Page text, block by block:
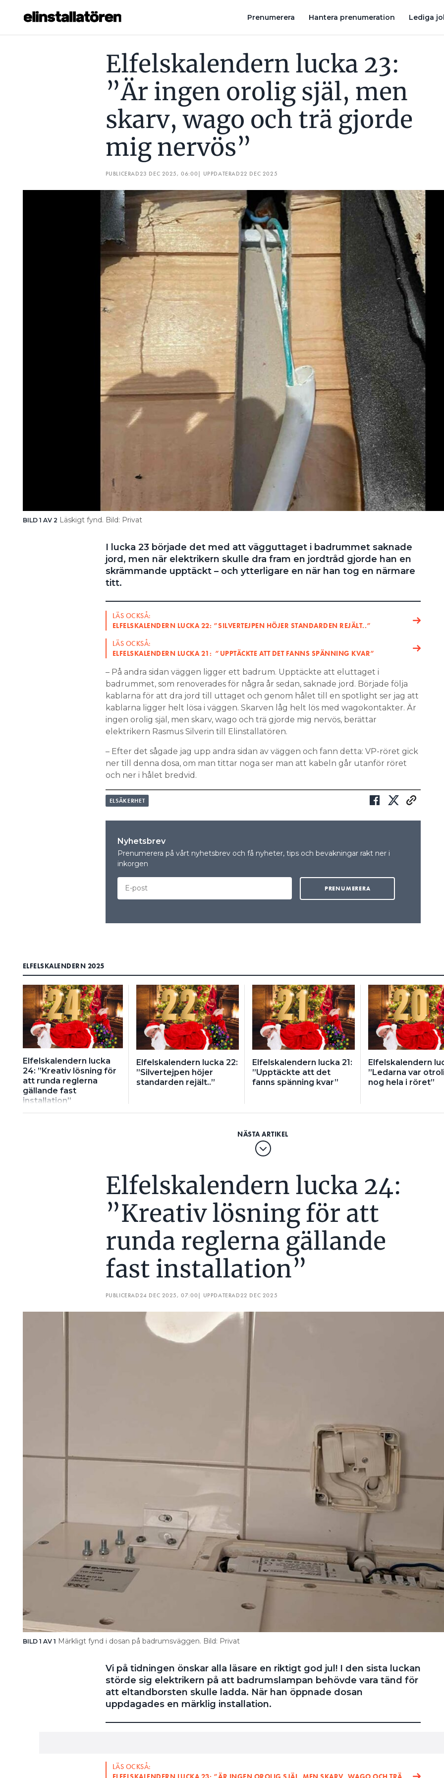
Prenumerera Hantera prenumeration Lediga
Hantera prenumeration
Om tidningen
Elfelskalendern lucka 23:
”Är ingen orolig själ, men
skarv, wago och trä gjorde
mig nervös”
PUBLICERAD23 DEC 2025, 06:00| UPPDATERAD22 DEC 2025
BILD 1 AV 2 Läskigt fynd. Bild: Privat
I lucka 23 började det med att vägguttaget i badrummet saknade
jord, men när elektrikern skulle dra fram en jordtråd gjorde han en
skrämmande upptäckt – och ytterligare en när han tog en närmare
titt.
LÄS OCKSÅ:
ELFELSKALENDERN LUCKA 22: ”SILVERTEJPEN HÖJER STANDARDEN REJÄLT..”
LÄS OCKSÅ:
ELFELSKALENDERN LUCKA 21: ”UPPTÄCKTE ATT DET FANNS SPÄNNING KVAR”
– På andra sidan väggen ligger ett badrum. Upptäckte att eluttaget i
badrummet, som renoverades för några år sedan, saknade jord. Började följa
kablarna för att dra jord till uttaget och genom hålet till en spotlight ser jag att
kablarna ligger helt lösa i väggen. Skarven låg helt lös med wagokontakter. Är
ingen orolig själ, men skarv, wago och trä gjorde mig nervös, berättar
elektrikern Rasmus Silverin till Elinstallatören.
– Efter det sågade jag upp andra sidan av väggen och fann detta: VP-röret gick
ner till denna dosa, om man tittar noga ser man att kabeln går utanför röret
och ner i hålet bredvid.
ELSÄKERHET
Nyhetsbrev
Prenumerera på vårt nyhetsbrev och få nyheter, tips och bevakningar rakt ner i
inkorgen
ELFELSKALENDERN 2025
Elfelskalendern lucka
24: ”Kreativ lösning för
att runda reglerna
gällande fast
installation”
Elfelskalendern lucka 22:
”Silvertejpen höjer
standarden rejält..”
Elfelskalendern lucka 21:
”Upptäckte att det
fanns spänning kvar”
Elfelskalendern
”Ledarna var
nog hela i röret”
Elfelskalendern lucka 24:
”Kreativ lösning för att
runda reglerna gällande
fast installation”
PUBLICERAD24 DEC 2025, 07:00| UPPDATERAD22 DEC 2025
BILD 1 AV 1 Märkligt fynd i dosan på badrumsväggen. Bild: Privat
Vi på tidningen önskar alla läsare en riktigt god jul! I den sista luckan
störde sig elektrikern på att badrumslampan behövde vara tänd för
att eltandborsten skulle ladda. När han öppnade dosan
uppdagades en märklig installation.
LÄS OCKSÅ:
ELFELSKALENDERN LUCKA 23: ”ÄR INGEN OROLIG SJÄL, MEN SKARV, WAGO OCH TRÄ GJORDE MIG NERVÖS”